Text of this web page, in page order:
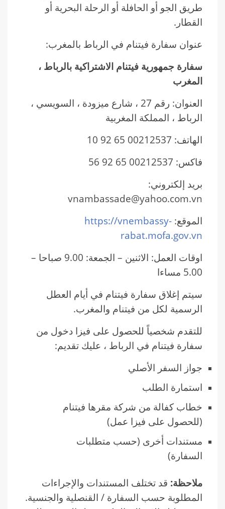
طريق الجو أو الحافلة أو الرحلة البحرية أو
القطار.
عنوان سفارة فيتنام في الرباط بالمغرب:
سفارة جمهورية فيتنام الاشتراكية بالرباط ،
المغرب
العنوان: رقم 27 ، شارع ميزودة ، السويسي ،
الرباط ، المملكة المغربية
الهاتف: 00212537 65 92 10
فاكس: 00212537 65 92 56
بريد إلكتروني:
vnambassade@yahoo.com.vn
الموقع: https://vnembassy-
rabat.mofa.gov.vn
اوقات العمل: الاثنين – الجمعة: 9.00 صباحا –
5.00 مساءا
سيتم إغلاق سفارة فيتنام في أيام العطل
الرسمية لكل من فيتنام والمغرب.
للتقدم شخصياً للحصول على فيزا دخول من
سفارة فيتنام في الرباط ، عليك تقديم:
جواز السفر الأصلي
استمارة الطلب
خطاب كفالة من شركة مقرها فيتنام
(للحصول على فيزا عمل)
مستندات أخرى (حسب متطلبات
السفارة)
ملاحظة: قد تختلف المستندات والإجراءات
المطلوبة حسب السفارة / القنصلية والجنسية.